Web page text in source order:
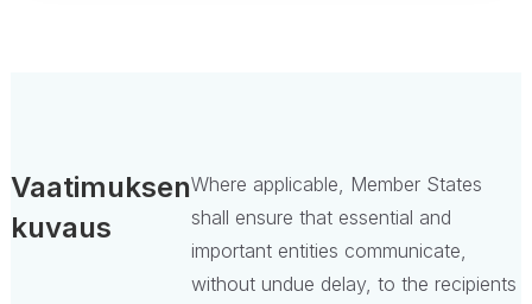
Vaatimuksen
kuvaus
Where applicable, Member States
shall ensure that essential and
important entities communicate,
without undue delay, to the recipients